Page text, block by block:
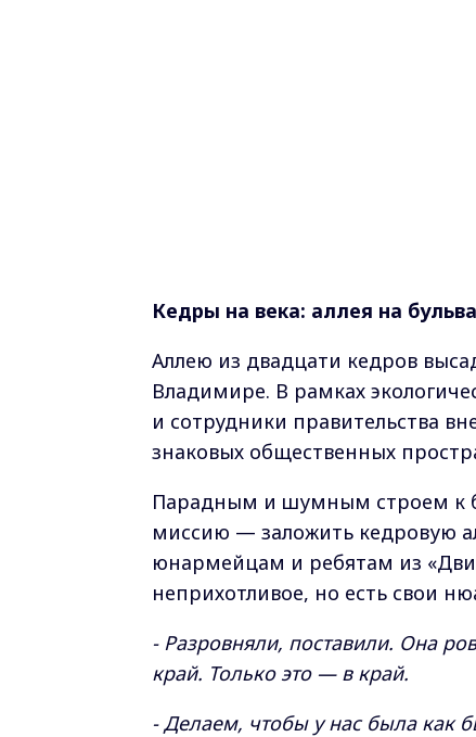
Кедры на века: аллея на
Аллею из двадцати кедров
Владимире. В рамках
и сотрудники правительства
знаковых общественных
Парадным и шумным строем к
миссию — заложить кедровую
юнармейцам и ребятам из
неприхотливое, но есть свои
- Разровняли, поставили. Она
край. Только это — в край.
- Делаем, чтобы у нас была как